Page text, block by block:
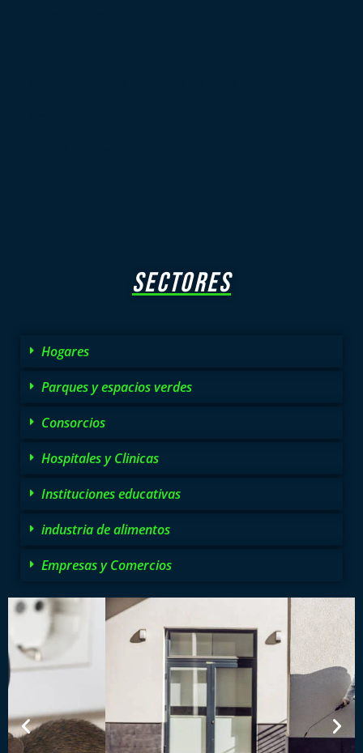
SECTORES
Hogares
Parques y espacios verdes
Consorcios
Hospitales y Clinicas
Instituciones educativas
industria de alimentos
Empresas y Comercios